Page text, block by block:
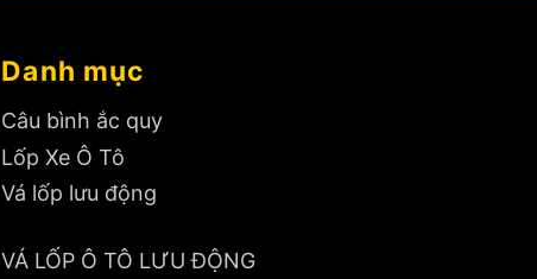
Danh mục
Câu bình ắc quy
Lốp Xe Ô Tô
Vá lốp lưu động
VÁ LỐP Ô TÔ LƯU ĐỘNG